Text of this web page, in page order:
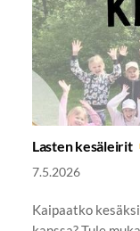
Lasten kesäleirit
7.5.2026
Kaipaatko